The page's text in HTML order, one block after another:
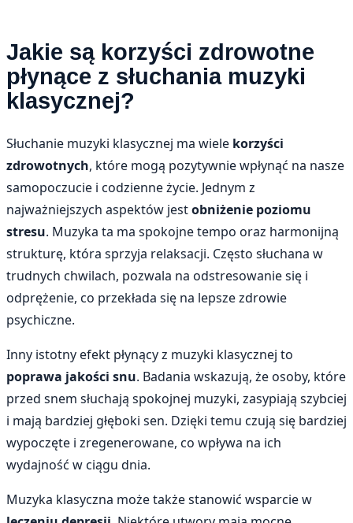
Jakie są korzyści zdrowotne
płynące z słuchania muzyki
klasycznej?
Słuchanie muzyki klasycznej ma wiele korzyści
zdrowotnych, które mogą pozytywnie wpłynąć na nasze
samopoczucie i codzienne życie. Jednym z
najważniejszych aspektów jestobniżenie poziomu
stresu. Muzyka ta ma spokojne tempo oraz harmonijną
strukturę, która sprzyja relaksacji. Często słuchana w
trudnych chwilach, pozwala na odstresowanie się i
odprężenie, co przekłada się na lepsze zdrowie
psychiczne.
Inny istotny efekt płynący z muzyki klasycznej to
poprawa jakości snu. Badania wskazują, że osoby, które
przed snem słuchają spokojnej muzyki, zasypiają szybciej
i mają bardziej głęboki sen. Dzięki temu czują się bardziej
wypoczęte i zregenerowane, co wpływa na ich
wydajność w ciągu dnia.
Muzyka klasyczna może także stanowić wsparcie w